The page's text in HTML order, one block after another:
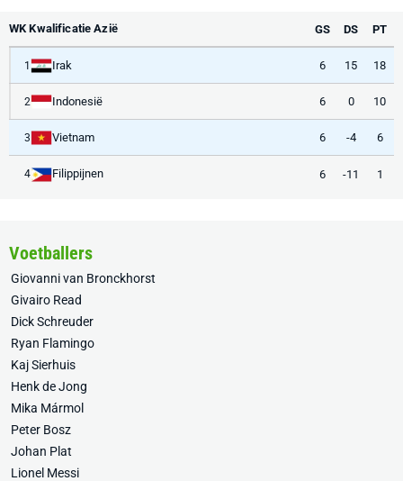
WK Kwalificatie Azië GS DS PT
1 Irak 6 15 18
2 Indonesië 6 0 10
3 Vietnam 6 -4 6
4 Filippijnen 6 -11 1
Voetballers
Giovanni van Bronckhorst
Givairo Read
Dick Schreuder
Ryan Flamingo
Kaj Sierhuis
Henk de Jong
Mika Mármol
Peter Bosz
Johan Plat
Lionel Messi